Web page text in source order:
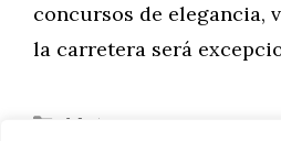
concursos de elegancia,
la carretera será
Categorías
Motor